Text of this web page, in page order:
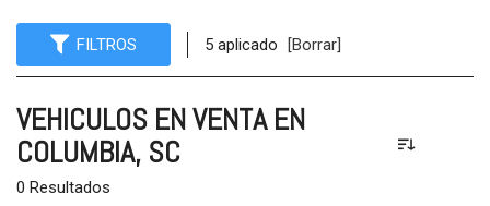
FILTROS 5 aplicado [Borrar]
VEHICULOS EN VENTA EN
COLUMBIA, SC
0 Resultados